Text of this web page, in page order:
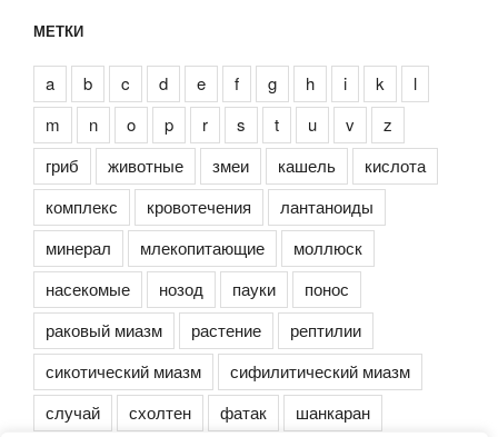
МЕТКИ
a b c d e f g h i k
l
m
n o p r s t u v
z
гриб
животные змеи кашель
кислота
комплекс
кровотечения
лантаноиды
минерал
млекопитающие
моллюск
насекомые
нозод пауки
понос
раковый миазм
растение
рептилии
сикотический миазм
сифилитический миазм
случай
схолтен фатак шанкаран